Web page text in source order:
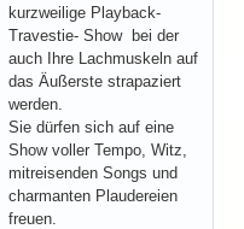
kurzweilige Playback-
Travestie- Show bei der
auch Ihre Lachmuskeln auf
das Äußerste strapaziert
werden.
Sie dürfen sich auf eine
Show voller Tempo, Witz,
mitreisenden Songs und
charmanten Plaudereien
freuen.